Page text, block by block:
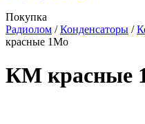
Покупка
Радиолом / Конденсаторы /
красные 1Мо
КМ красные